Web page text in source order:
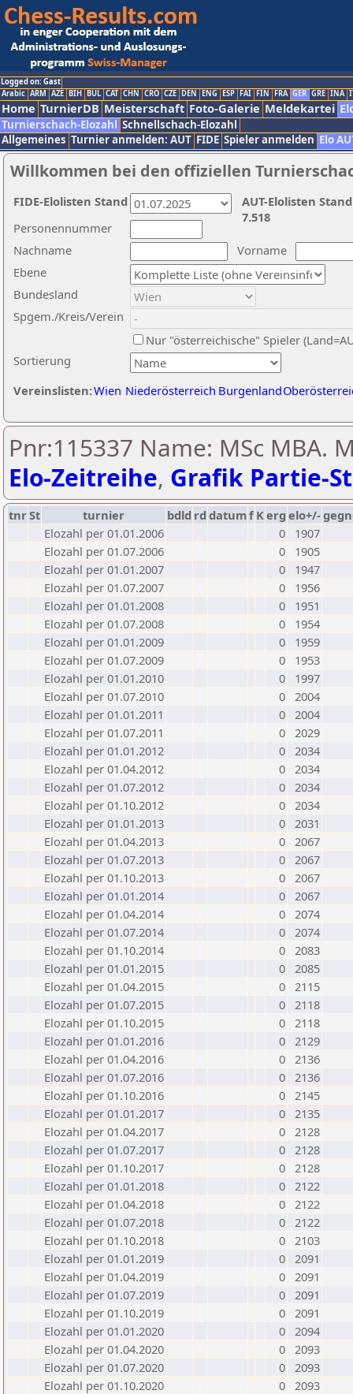
Logged on: Gast
Arabic ARM AZE BIH BUL CAT CHN CRO CZE DEN ENG ESP FAI FIN FRA GER GRE INA
Home TurnierDB Meisterschaft Foto-Galerie Meldekartei
Turnierschach-Elozahl Schnellschach-Elozahl
Allgemeines Turnier anmelden: AUT FIDE Spieler anmelden Elo
Willkommen bei den offiziellen
Nachname
Vorname
Ebene
Sortierung
Personennummer
Bundesland
Spgem./Kreis/Verein
Nur "österreichische" Spieler
Vereinslisten:Wien Niederösterreich Burgenland
AUT-Elolisten
7.518
FIDE-Elolisten Stand
Pnr:115337 Name: MSc MBA.
Elo-Zeitreihe, Grafik Partie-
tnrSt turnier bdld rd datumf Kerg elo+/-
Elozahl per 01.01.2006
0
1907
Elozahl per 01.07.2006
0
1905
Elozahl per 01.01.2007
0
1947
Elozahl per 01.07.2007
0
1956
Elozahl per 01.01.2008
0
1951
Elozahl per 01.07.2008
0
1954
Elozahl per 01.01.2009
0
1959
Elozahl per 01.07.2009
0
1953
Elozahl per 01.01.2010
0
1997
Elozahl per 01.07.2010
0 2004
Elozahl per 01.01.2011
0 2004
Elozahl per 01.07.2011
0 2029
Elozahl per 01.01.2012
0 2034
Elozahl per 01.04.2012
0 2034
Elozahl per 01.07.2012
0 2034
Elozahl per 01.10.2012
0 2034
Elozahl per 01.01.2013
0 2031
Elozahl per 01.04.2013
0 2067
Elozahl per 01.07.2013
0 2067
Elozahl per 01.10.2013
0 2067
Elozahl per 01.01.2014
0 2067
Elozahl per 01.04.2014
0 2074
Elozahl per 01.07.2014
0 2074
Elozahl per 01.10.2014
0 2083
Elozahl per 01.01.2015
0 2085
Elozahl per 01.04.2015
0 2115
Elozahl per 01.07.2015
0 2118
Elozahl per 01.10.2015
0 2118
Elozahl per 01.01.2016
0 2129
Elozahl per 01.04.2016
0 2136
Elozahl per 01.07.2016
0 2136
Elozahl per 01.10.2016
0 2145
Elozahl per 01.01.2017
0 2135
Elozahl per 01.04.2017
0 2128
Elozahl per 01.07.2017
0 2128
Elozahl per 01.10.2017
0 2128
Elozahl per 01.01.2018
0 2122
Elozahl per 01.04.2018
0 2122
Elozahl per 01.07.2018
0 2122
Elozahl per 01.10.2018
0 2103
Elozahl per 01.01.2019
0 2091
Elozahl per 01.04.2019
0 2091
Elozahl per 01.07.2019
0 2091
Elozahl per 01.10.2019
0 2091
Elozahl per 01.01.2020
0 2094
Elozahl per 01.04.2020
0 2093
Elozahl per 01.07.2020
0 2093
Elozahl per 01.10.2020
0 2093